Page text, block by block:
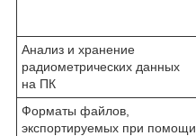
Анализ и хранение
радиометрических данных
на ПК
Форматы файлов,
экспортируемых при помощи